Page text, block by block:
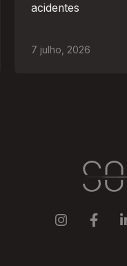
acidentes
7 julho 2026
 